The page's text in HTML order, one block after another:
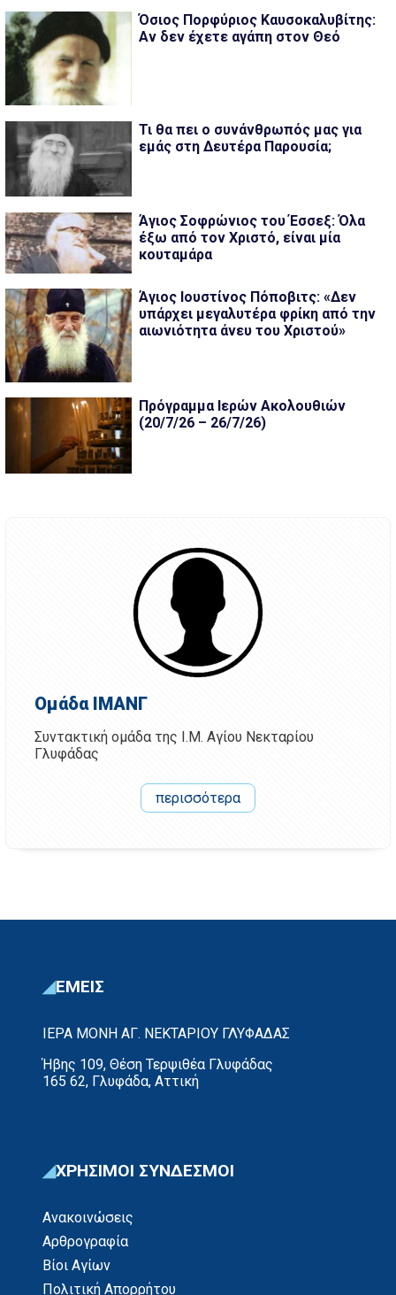
Όσιος Πορφύριος Καυσοκαλυβίτης:
Αν δεν έχετε αγάπη στον Θεό
Τι θα πει ο συνάνθρωπός μας για
εμάς στη Δευτέρα Παρουσία;
Άγιος Σοφρώνιος του Έσσεξ: Όλα
έξω από τον Χριστό, είναι μία
κουταμάρα
Άγιος Ιουστίνος Πόποβιτς: «Δεν
υπάρχει μεγαλυτέρα φρίκη από την
αιωνιότητα άνευ του Χριστού»
Πρόγραμμα Ιερών Ακολουθιών
(20/7/26 – 26/7/26)
Ομάδα ΙΜΑΝΓ
Συντακτική ομάδα της Ι.Μ. Αγίου Νεκταρίου
Γλυφάδας
περισσότερα
ΕΜΕΙΣ
ΙΕΡΑ ΜΟΝΗ ΑΓ. ΝΕΚΤΑΡΙΟΥ ΓΛΥΦΑΔΑΣ
Ήβης 109, Θέση Τερψιθέα Γλυφάδας
165 62, Γλυφάδα, Αττική
ΧΡΗΣΙΜΟΙ ΣΥΝΔΕΣΜΟΙ
Ανακοινώσεις
Αρθρογραφία
Βίοι Αγίων
Πολιτική Απορρήτου